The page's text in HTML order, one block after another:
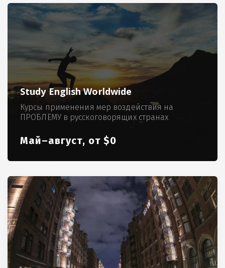
Study English Worldwide
Курсы применения мер воздействия на
ПРОБЛЕМУ в русскоговорящих странах
Май–август, от $0